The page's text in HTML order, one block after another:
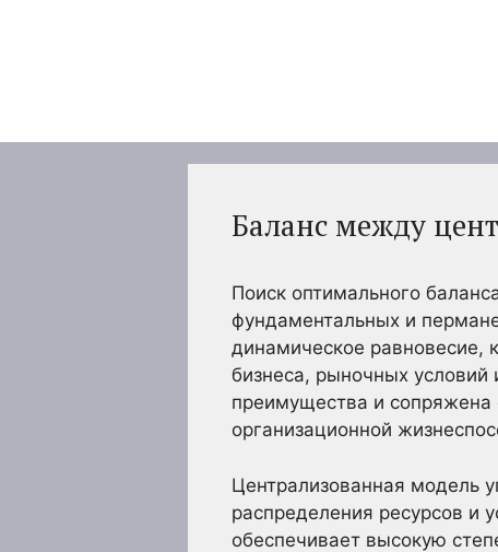
Баланс между
Поиск оптимального
фундаментальных и
динамическое равновесие,
бизнеса, рыночных условий
преимущества и сопряжена
организационной
Централизованная модель
распределения ресурсов и
обеспечивает высокую